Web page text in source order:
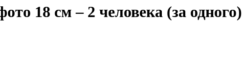
18 см – 2 человека (за одного)